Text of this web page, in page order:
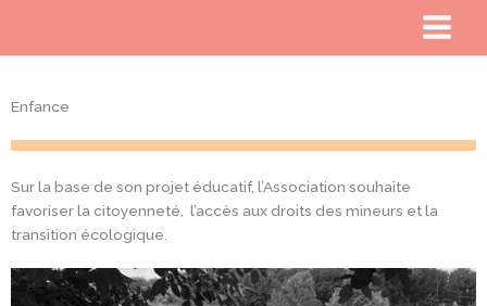
Enfance
Sur la base de son projet éducatif, l’Association souhaite
favoriser la citoyenneté, l’accès aux droits des mineurs et la
transition écologique.